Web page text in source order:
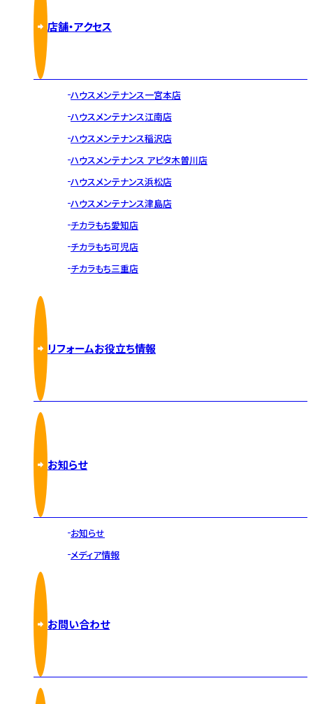
店舗・アクセス
ハウスメンテナンス一宮本店
ハウスメンテナンス江南店
ハウスメンテナンス稲沢店
ハウスメンテナンス アピタ木曽川店
ハウスメンテナンス浜松店
ハウスメンテナンス津島店
チカラもち愛知店
チカラもち可児店
チカラもち三重店
リフォームお役立ち情報
お知らせ
お知らせ
メディア情報
お問い合わせ